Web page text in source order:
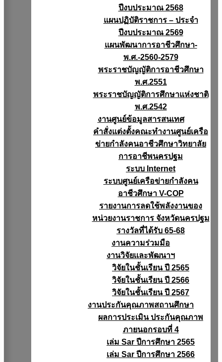
ปีงบประมาณ 2568
แผนปฏิบัติราชการ – ประจำ
ปีงบประมาณ 2569
แผนพัฒนาการอาชีวศึกษา-
พ.ศ.-2560-2579
พระราชบัญญัติการอาชีวศึกษา
พ.ศ.2551
พระราชบัญญัติการศึกษาแห่งชาติ
พ.ศ.2542
งานศูนย์ข้อมูลสารสนเทศ
คำสั่งแต่งตั้งคณะทำงานศูนย์เครือ
ข่ายกำลังคนอาชีวศึกษาวิทยาลัย
การอาชีพนครปฐม
ระบบ Internet
ระบบศูนย์เครือข่ายกำลังคน
อาชีวศึกษา V-COP
รายงานการลดใช้พลังงานของ
หน่วยงานราชการ จังหวัดนครปฐม
รางวัลที่ได้รับ 65-68
งานความร่วมมือ
งานวิจัยเเละพัฒนาฯ
วิจัยในชั้นเรียน ปี 2565
วิจัยในชั้นเรียน ปี 2566
วิจัยในชั้นเรียน ปี 2567
งานประกันคุณภาพสถานศึกษา
ผลการประเมิน ประกันคุณภาพ
ภายนอกรอบที่ 4
เล่ม Sar ปีการศึกษา 2565
เล่ม Sar ปีการศึกษา 2566